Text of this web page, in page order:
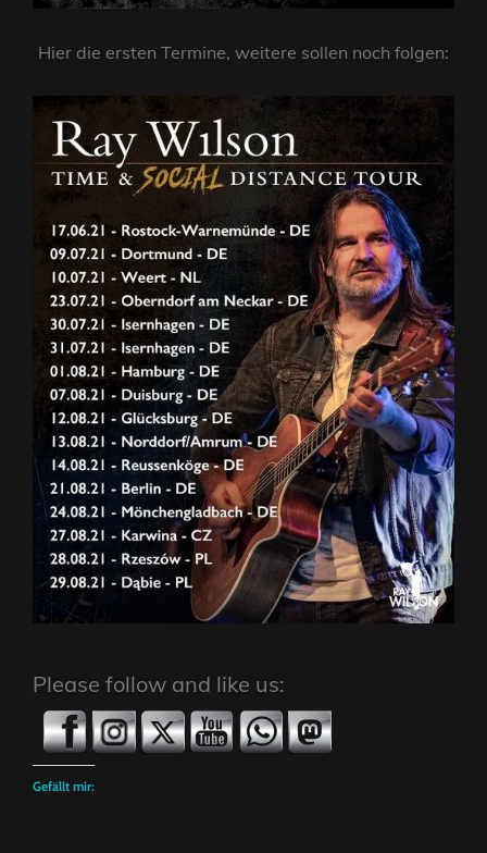
Hier die ersten Termine, weitere sollen noch folgen:
Please follow and like us:
Gefällt mir: